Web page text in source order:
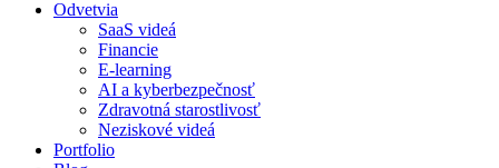
Odvetvia
SaaS videá
Financie
E-learning
AI a kyberbezpečnosť
Zdravotná starostlivosť
Neziskové videá
Portfolio